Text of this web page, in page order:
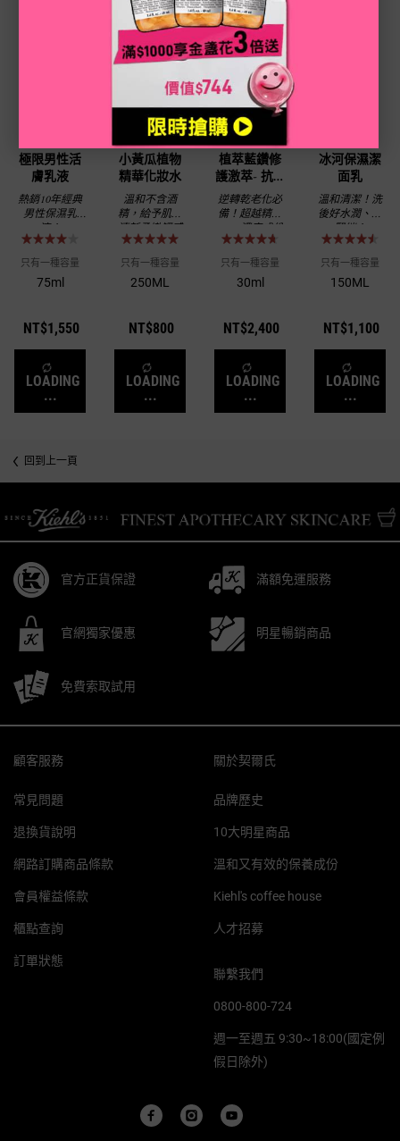
搭配使用，保養更有感
極限男性活
膚乳液
熱銷10年經典
男性保濕乳
液！
只有一種容量
75ml
NT$1,550
LOADING
...
步驟 2
小黃瓜植物
精華化妝水
溫和不含酒
精，給予肌膚
清新柔嫩觸感
只有一種容量
250ML
NT$800
LOADING
...
步驟 3
植萃藍鑽修
護激萃- 抗老
修護 / 植萃
精油推薦
逆轉乾老化必
備！超越精華
200%濃度成份
添加*
只有一種容量
30ml
NT$2,400
LOADING
...
冰河保濕潔
面乳
溫和清潔！洗
後好水潤、不
緊繃！
只有一種容量
150ML
NT$1,100
LOADING
...
回到上一頁
官方正貨保證 滿額免運服務
官網獨家優惠 明星暢銷商品
免費索取試用
顧客服務
常見問題
退換貨說明
網路訂購商品條款
會員權益條款
櫃點查詢
訂單狀態
關於契爾氏
品牌歷史
10大明星商品
溫和又有效的保養成份
Kiehl's coffee house
人才招募
聯繫我們
0800-800-724
週一至週五 9:30~18:00(國定例
假日除外)